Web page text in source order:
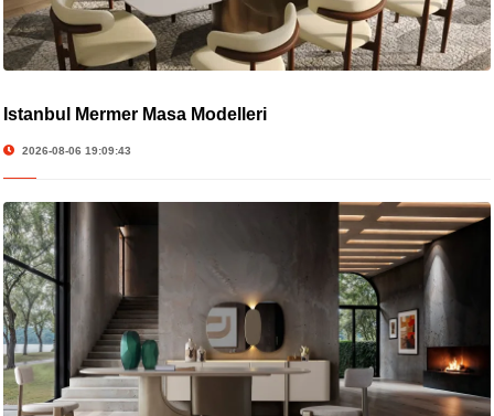
İstanbul Mermer Masa Modelleri
2026-08-06 19:09:43